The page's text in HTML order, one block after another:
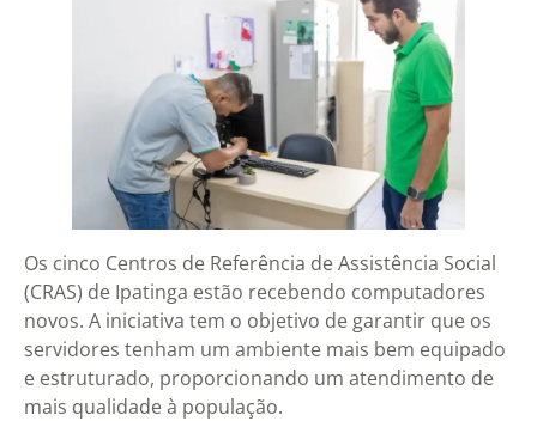
Os cinco Centros de Referência de Assistência Social
(CRAS) de Ipatinga estão recebendo computadores
novos. A iniciativa tem o objetivo de garantir que os
servidores tenham um ambiente mais bem equipado
e estruturado, proporcionando um atendimento de
mais qualidade à população.